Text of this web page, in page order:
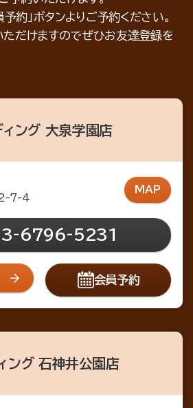
約」ボタンよりご予約ください。
ただけますのでぜひお友達登録を
ィング 大泉学園店
2-7-4
MAP
6796-5231
会員予約
ング 石神井公園店